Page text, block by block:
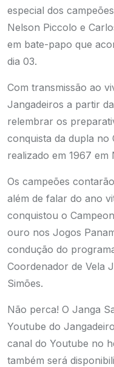
especial dos
Nelson Piccolo e
em bate-papo que
dia 03.
Com transmissão ao
Jangadeiros a partir
relembrar os
conquista da dupla no
realizado em 1967 em
Os campeões
além de falar do ano
conquistou o
ouro nos Jogos
condução do
Coordenador de Vela
Simões.
Não perca! O Janga
Youtube do
canal do Youtube no
também será